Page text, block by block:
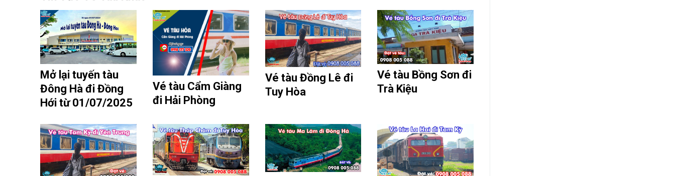
Mở lại tuyến tàu
Đông Hà đi Đồng
Hới từ 01/07/2025
Vé tàu Cẩm Giàng
đi Hải Phòng
Vé tàu Đồng Lê đi
Tuy Hòa
Vé tàu Bồng Sơn đi
Trà Kiệu